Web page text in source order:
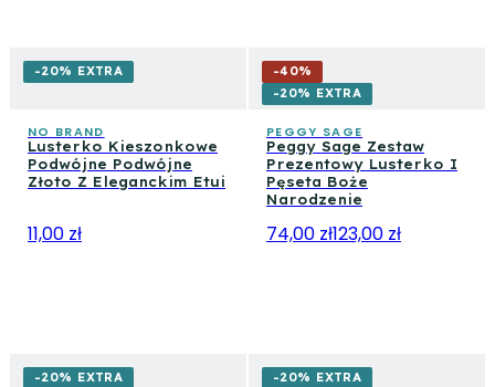
-20% EXTRA
NO BRAND
Lusterko Kieszonkowe
Podwójne Podwójne
Złoto Z Eleganckim Etui
11,00 zł
-40%
-20% EXTRA
PEGGY SAGE
Peggy Sage Zestaw
Prezentowy Lusterko I
Pęseta Boże
Narodzenie
74,00 zł123,00 zł
-20% EXTRA -20% EXTRA